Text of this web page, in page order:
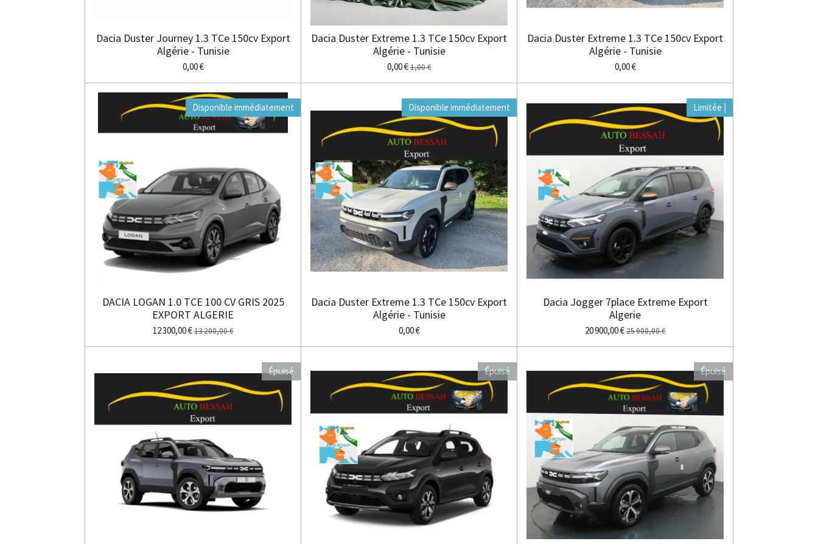
Dacia Duster Journey 1.3 TCe 150cv Export
Algérie - Tunisie
0,00 €
Dacia Duster Extreme 1.3 TCe 150cv Export
Algérie - Tunisie
0,00 €1,00 €
Dacia Duster Extreme 1.3 TCe 150cv Export
Algérie - Tunisie
0,00 €
Disponible immédiatement
DACIA LOGAN 1.0 TCE 100 CV GRIS 2025
EXPORT ALGERIE
12 300,00 €13 200,00 €
Disponible immédiatement
Dacia Duster Extreme 1.3 TCe 150cv Export
Algérie - Tunisie
0,00 €
Limitée |
Dacia Jogger 7place Extreme Export
Algerie
20 900,00 €25 900,00 €
Épuisé Épuisé Épuisé